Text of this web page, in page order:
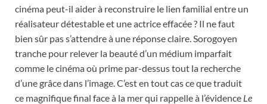
cinéma peut-il aider à reconstruire le lien familial entre un
réalisateur détestable et une actrice effacée ? Il ne faut
bien sûr pas s’attendre à une réponse claire. Sorogoyen
tranche pour relever la beauté d’un médium imparfait
comme le cinéma où prime par-dessus tout la recherche
d’une grâce dans l’image. C’est en tout cas ce que traduit
ce magnifique final face à la mer qui rappelle à l’évidence Le